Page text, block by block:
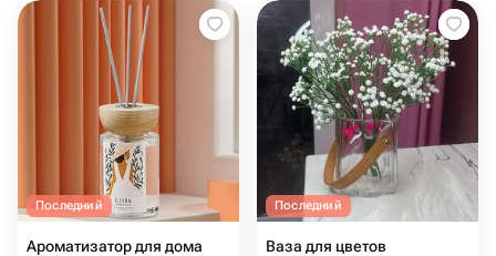
Последний
Ароматизатор для дома
Последний
Ваза для цветов